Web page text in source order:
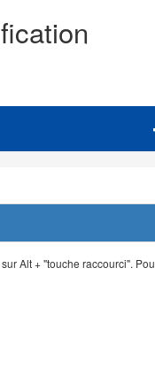
Alt + "touche raccourci".